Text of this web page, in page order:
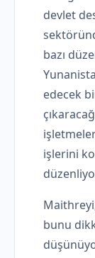
devlet
bazı
edecek
işlerini
bunu